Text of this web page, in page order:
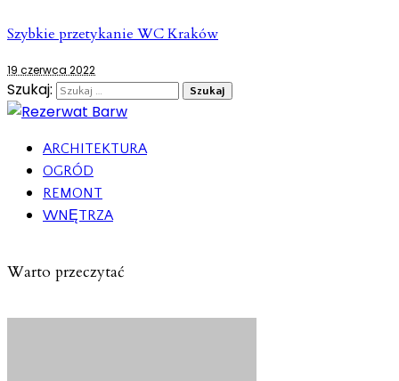
Szybkie przetykanie WC Kraków
19 czerwca 2022
Szukaj:
ARCHITEKTURA
OGRÓD
REMONT
WNĘTRZA
Warto przeczytać